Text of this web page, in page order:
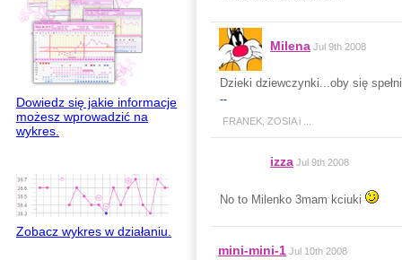
Dowiedz się jakie informacje
możesz wprowadzić na
wykres.
Zobacz wykres w działaniu.
Milena Jul 9th 2008
Dzieki dziewczynki...oby się
--
FRANEK, ZOSIA i ...
izza Jul 9th 2008
No to Milenko 3mam kciuki
mini-mini-1 Jul 10th 2008